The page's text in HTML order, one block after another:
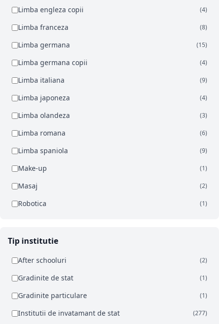
Limba engleza copii (4)
Limba franceza (8)
Limba germana (15)
Limba germana copii (4)
Limba italiana (9)
Limba japoneza (4)
Limba olandeza (3)
Limba romana (6)
Limba spaniola (9)
Make-up (1)
Masaj (2)
Robotica (1)
Tip institutie
After schooluri (2)
Gradinite de stat (1)
Gradinite particulare (1)
Institutii de invatamant de stat (277)